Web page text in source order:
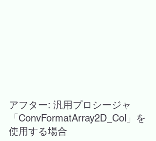
アフター: 汎用プロシージャ
「ConvFormatArray2D_Col」を
使用する場合